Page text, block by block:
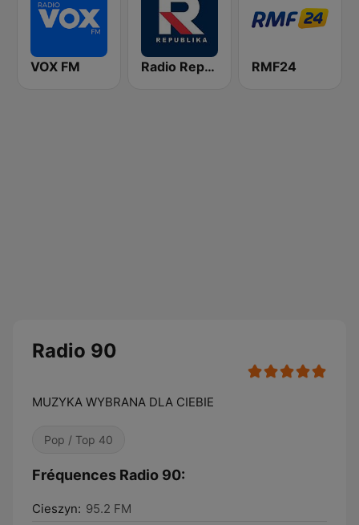
VOX FM Radio Republika RMF24
Radio 90
MUZYKA WYBRANA DLA CIEBIE
Pop / Top 40
Fréquences Radio 90:
Cieszyn: 95.2 FM